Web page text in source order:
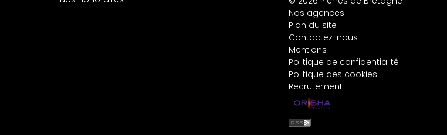
Nos agences
Plan du site
Contactez-nous
Mentions
Politique de confidentialité
Politique des cookies
Recrutement